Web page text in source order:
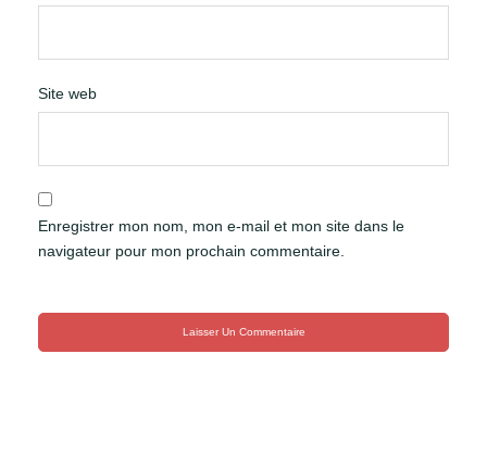
Site web
Enregistrer mon nom, mon e-mail et mon site dans le
navigateur pour mon prochain commentaire.